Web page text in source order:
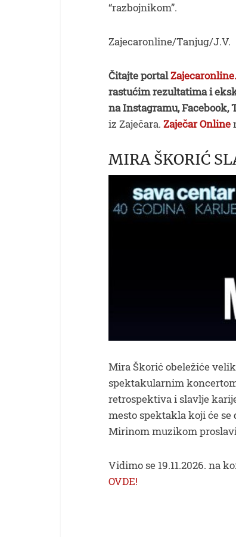
“razbojnikom”.
Zajecaronline/Tanjug/J.V.
Čitajte portal
rastućim rezultatima i
na Instagramu, Facebook,
iz Zaječara. Zaječar Online
MIRA ŠKORIĆ
Mira Škorić obeležiće
spektakularnim
retrospektiva i slavlje
mesto spektakla koji će
Mirinom muzikom
Vidimo se 19.11.2026. na
OVDE!